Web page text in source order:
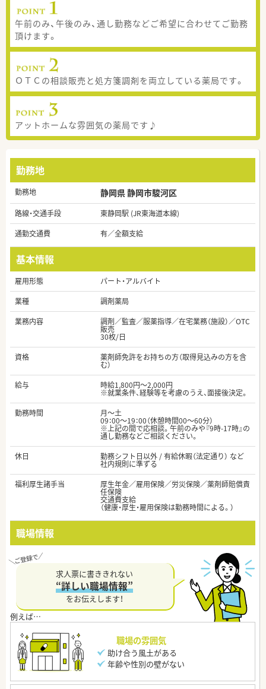
午前のみ、午後のみ、通し勤務などご希望に合わせてご勤務
頂けます。
ＯＴＣの相談販売と処方箋調剤を両立している薬局です。
アットホームな雰囲気の薬局です♪
勤務地
勤務地 静岡県 静岡市駿河区
路線・交通手段
東静岡駅 (JR東海道本線)
通勤交通費
有／全額支給
基本情報
雇用形態
パート・アルバイト
業種
調剤薬局
業務内容
調剤／監査／服薬指導／在宅業務（施設）／OTC
販売
30枚/日
資格
薬剤師免許をお持ちの方（取得見込みの方を含
む）
給与
時給1,800円～2,000円
※就業条件、経験等を考慮のうえ、面接後決定。
勤務時間
月～土
09：00～19：00（休憩時間00～60分）
※上記の間で応相談。午前のみや『9時-17時』の
通し勤務などご相談ください。
休日
勤務シフト日以外 / 有給休暇（法定通り） など
社内規則に準ずる
福利厚生諸手当
厚生年金／雇用保険／労災保険／薬剤師賠償責
任保険
交通費支給
（健康・厚生・雇用保険は勤務時間による。）
職場情報
求人票に書ききれない
“詳しい職場情報”
をお伝えします！
職場の雰囲気
助け合う風土がある
年齢や性別の壁がない